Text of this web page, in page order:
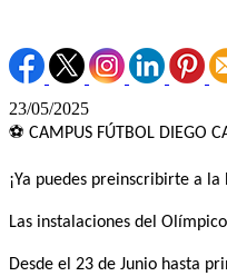
23/05/2025
⚽ CAMPUS FÚTBOL DIEGO
¡Ya puedes preinscribirte a
Las instalaciones del
Desde el 23 de Junio hasta